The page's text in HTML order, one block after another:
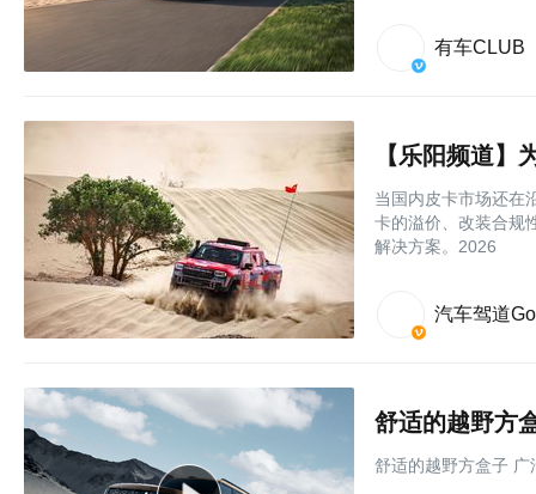
有车CLUB
当国内皮卡市场还在
卡的溢价、改装合规
解决方案。2026
汽车驾道Go
舒适的越野方
舒适的越野方盒子